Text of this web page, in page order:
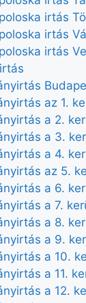
irtás
irtás
irtás
az 1.
a 2.
a 3.
a 4.
az 5.
a 6.
a 7.
a 8.
a 9.
a 10.
a 11.
a 12.